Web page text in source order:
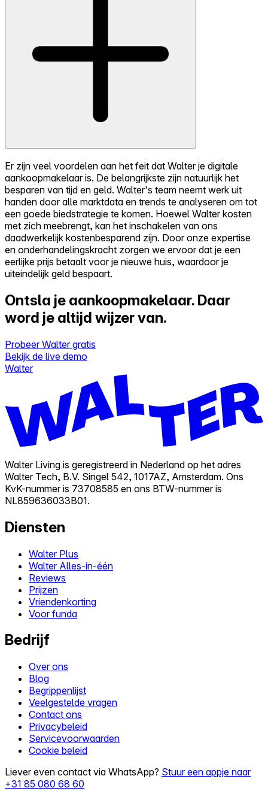
Er zijn veel voordelen aan het feit dat Walter je digitale
aankoopmakelaar is. De belangrijkste zijn natuurlijk het
besparen van tijd en geld. Walter's team neemt werk uit
handen door alle marktdata en trends te analyseren om tot
een goede biedstrategie te komen. Hoewel Walter kosten
met zich meebrengt, kan het inschakelen van ons
daadwerkelijk kostenbesparend zijn. Door onze expertise
en onderhandelingskracht zorgen we ervoor dat je een
eerlijke prijs betaalt voor je nieuwe huis, waardoor je
uiteindelijk geld bespaart.
Ontsla je aankoopmakelaar. Daar
word je altijd wijzer van.
Probeer Walter gratis
Bekijk de live demo
Walter
Walter Living is geregistreerd in Nederland op het adres
Walter Tech, B.V. Singel 542, 1017AZ, Amsterdam. Ons
KvK-nummer is 73708585 en ons BTW-nummer is
NL859636033B01.
Diensten
Walter Plus
Walter Alles-in-één
Reviews
Prijzen
Vriendenkorting
Voor funda
Bedrijf
Over ons
Blog
Begrippenlijst
Veelgestelde vragen
Contact ons
Privacybeleid
Servicevoorwaarden
Cookie beleid
Liever even contact via WhatsApp? Stuur een appje naar
+31 85 080 68 60